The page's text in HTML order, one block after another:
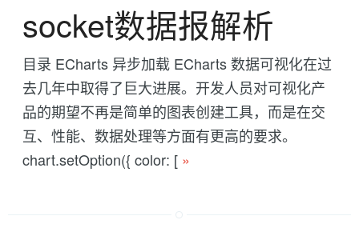
socket数据报解析
目录 ECharts 异步加载 ECharts 数据可视化在过
去几年中取得了巨大进展。开发人员对可视化产
品的期望不再是简单的图表创建工具，而是在交
互、性能、数据处理等方面有更高的要求。
chart.setOption({ color: [ »